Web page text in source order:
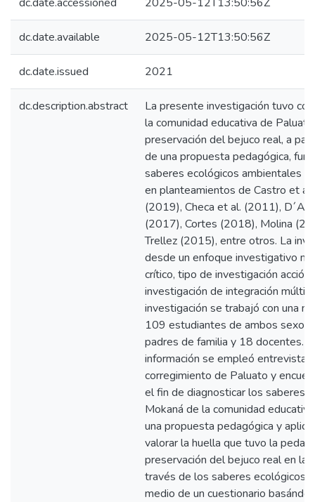
dc.date.available 2025-05-12T13:50:56Z
dc.date.issued 2021
dc.description.abstract
La presente investigación tuvo
la comunidad educativa de
preservación del bejuco real, a
de una propuesta pedagógica,
saberes ecológicos ambientales
en planteamientos de Castro et
(2019), Checa et al. (2011),
(2017), Cortes (2018), Molina
Trellez (2015), entre otros. La
desde un enfoque investigativo
crítico, tipo de investigación
investigación de integración
investigación se trabajó con una
109 estudiantes de ambos
padres de familia y 18 docentes.
información se empleó
corregimiento de Paluato y
el fin de diagnosticar los saberes
Mokaná de la comunidad
una propuesta pedagógica y
valorar la huella que tuvo la
preservación del bejuco real en la
través de los saberes ecológicos
medio de un cuestionario